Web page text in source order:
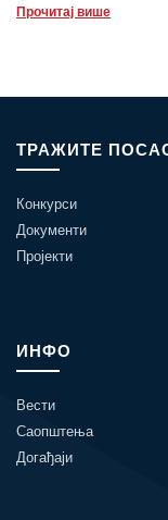
Прочитај више
ТРАЖИТЕ
Конкурси
Документи
Пројекти
ИНФО
Вести
Саопштења
Догађаји